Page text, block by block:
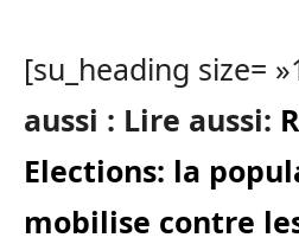
[su_heading size=
aussi : Lire aussi:
Elections: la
mobilise contre